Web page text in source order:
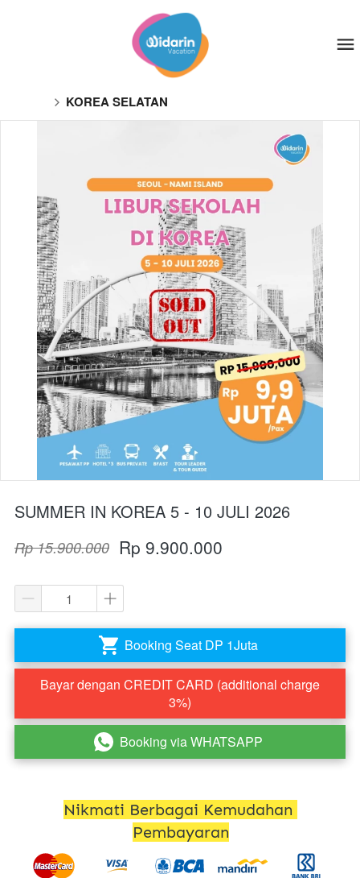
KOREA SELATAN
SUMMER IN KOREA 5 - 10 JULI 2026
Rp 15.900.000 Rp 9.900.000
` Booking Seat DP 1Juta
Bayar dengan CREDIT CARD (additional charge
3%)
` Booking via WHATSAPP
Nikmati Berbagai Kemudahan
Pembayaran